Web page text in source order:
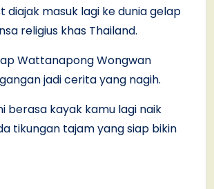
diajak masuk lagi ke dunia gelap
religius khas Thailand.
Wattanapong Wongwan
jadi cerita yang nagih.
berasa kayak kamu lagi naik
tikungan tajam yang siap bikin